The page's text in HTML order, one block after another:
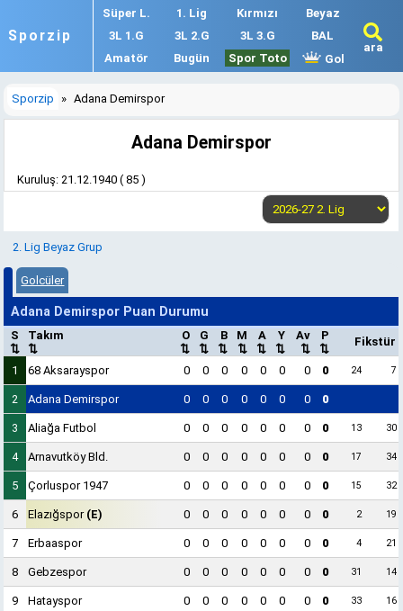
Sporzip
Süper L. 1. Lig Kırmızı
Beyaz
3L 1.G
3L 2.G 3L 3.G
BAL
Amatör
Bugün Spor Toto Gol
ara
Sporzip » Adana Demirspor
Adana Demirspor
Kuruluş: 21.12.1940 ( 85 )
2. Lig Beyaz Grup
Golcüler
Adana Demirspor Puan Durumu
S
⇅
Takım
⇅
O
⇅
G
⇅
B
⇅
M
⇅
A
⇅
Y
⇅
Av
⇅
P
⇅
Fikstür
1 68 Aksarayspor 0 0 0 0 0 0 0 0 24 7
2 Adana Demirspor 0 0 0 0 0 0 0 0
3 Aliağa Futbol 0 0 0 0 0 0 0 0 13 30
4 Arnavutköy Bld. 0 0 0 0 0 0 0 0 17 34
5 Çorluspor 1947 0 0 0 0 0 0 0 0 15 32
6 Elazığspor (E) 0 0 0 0 0 0 0 0 2 19
7 Erbaaspor 0 0 0 0 0 0 0 0 4 21
8 Gebzespor 0 0 0 0 0 0 0 0 31 14
9 Hatayspor 0 0 0 0 0 0 0 0 33 16